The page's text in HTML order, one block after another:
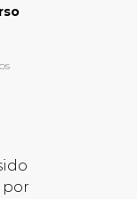
por